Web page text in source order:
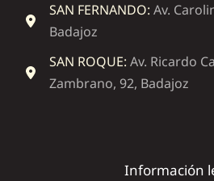
SAN FERNANDO: Av.
Badajoz
SAN ROQUE: Av. Ricardo
Zambrano, 92, Badajoz
Información